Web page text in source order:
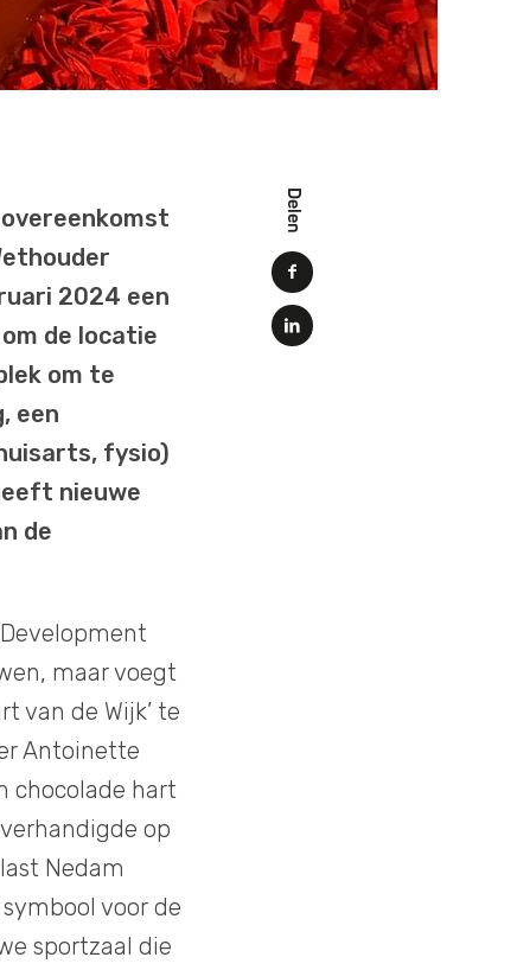
Delen
2024 een
de locatie
om te
een
fysio)
nieuwe
de
maar voegt
van de Wijk’ te
Antoinette
chocolade hart
op
Nedam
voor de
sportzaal die